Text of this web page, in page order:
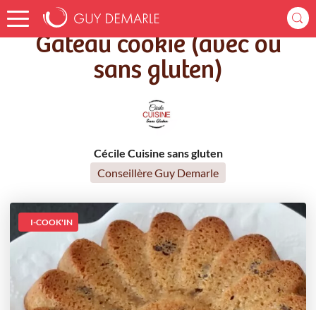
Accueil Recettes Gâteau cookie (avec ou sans gluten)
Gâteau cookie (avec ou
sans gluten)
Cécile Cuisine sans gluten
Conseillère Guy Demarle
I-COOK'IN